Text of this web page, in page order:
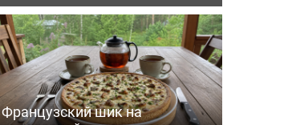
Французский шик на